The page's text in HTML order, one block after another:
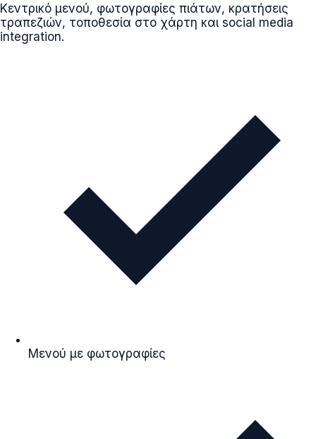
Κεντρικό μενού, φωτογραφίες πιάτων, κρατήσεις
τραπεζιών, τοποθεσία στο χάρτη και social media
integration.
Μενού με φωτογραφίες